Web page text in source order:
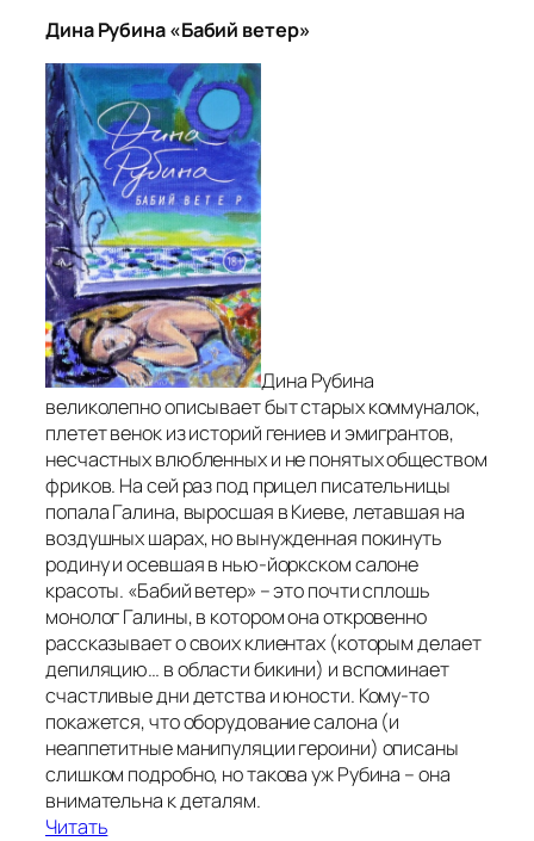
Дина Рубина «Бабий ветер»
Дина Рубина
великолепно описывает быт старых коммуналок,
плетет венок из историй гениев и эмигрантов,
несчастных влюбленных и не понятых обществом
фриков. На сей раз под прицел писательницы
попала Галина, выросшая в Киеве, летавшая на
воздушных шарах, но вынужденная покинуть
родину и осевшая в нью-йоркском салоне
красоты. «Бабий ветер» – это почти сплошь
монолог Галины, в котором она откровенно
рассказывает о своих клиентах (которым делает
депиляцию… в области бикини) и вспоминает
счастливые дни детства и юности. Кому-то
покажется, что оборудование салона (и
неаппетитные манипуляции героини) описаны
слишком подробно, но такова уж Рубина – она
внимательна к деталям.
Читать